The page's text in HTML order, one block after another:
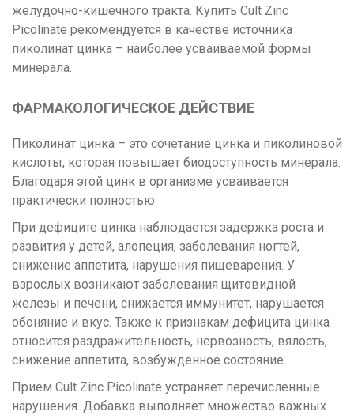
желудочно-кишечного тракта. Купить Cult Zinc
Picolinate рекомендуется в качестве источника
пиколинат цинка – наиболее усваиваемой формы
минерала.
ФАРМАКОЛОГИЧЕСКОЕ ДЕЙСТВИЕ
Пиколинат цинка – это сочетание цинка и пиколиновой
кислоты, которая повышает биодоступность минерала.
Благодаря этой цинк в организме усваивается
практически полностью.
При дефиците цинка наблюдается задержка роста и
развития у детей, алопеция, заболевания ногтей,
снижение аппетита, нарушения пищеварения. У
взрослых возникают заболевания щитовидной
железы и печени, снижается иммунитет, нарушается
обоняние и вкус. Также к признакам дефицита цинка
относится раздражительность, нервозность, вялость,
снижение аппетита, возбужденное состояние.
Прием Cult Zinc Picolinate устраняет перечисленные
нарушения. Добавка выполняет множество важных